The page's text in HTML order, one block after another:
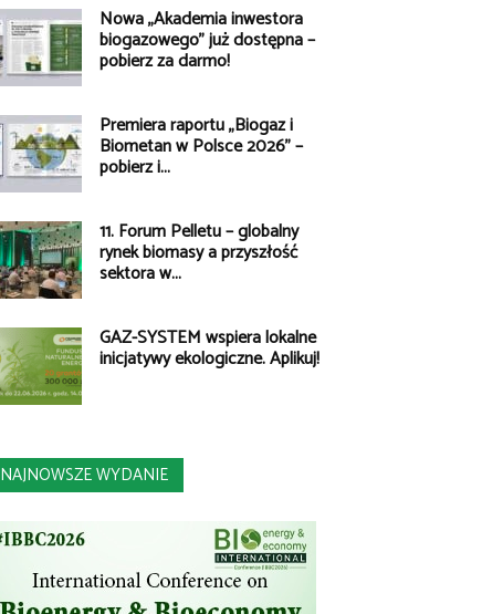
Nowa „Akademia inwestora
biogazowego” już dostępna –
pobierz za darmo!
Premiera raportu „Biogaz i
Biometan w Polsce 2026” –
pobierz i...
11. Forum Pelletu – globalny
rynek biomasy a przyszłość
sektora w...
GAZ-SYSTEM wspiera lokalne
inicjatywy ekologiczne. Aplikuj!
NAJNOWSZE WYDANIE